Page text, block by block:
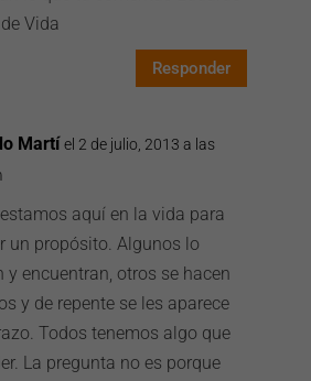
Vida
Responder
Martí el 2 de julio, 2013 a las
aquí en la vida para
un propósito. Algunos lo
y encuentran, otros se hacen
y de repente se les aparece
Todos tenemos algo que
La pregunta no es porque